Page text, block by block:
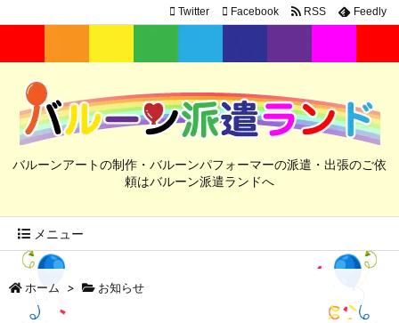
バルーンアートの制作・バルーンパフォーマーの派遣・出張のご依
頼はバルーン派遣ランドへ
メニュー
Twitter Facebook RSS Feedly
ホーム > お知らせ